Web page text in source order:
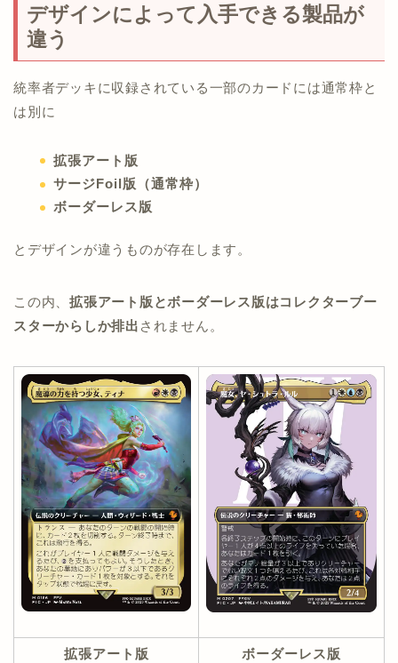
デザインによって入手できる製品が
違う
統率者デッキに収録されている一部のカードには通常枠と
は別に
拡張アート版
サージFoil版（通常枠）
ボーダーレス版
とデザインが違うものが存在します。
この内、拡張アート版とボーダーレス版はコレクターブー
スターからしか排出 されません。
拡張アート版 ボーダーレス版